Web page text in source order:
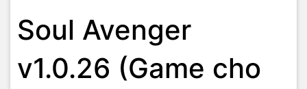
Soul Avenger
v1.0.26 (Game cho